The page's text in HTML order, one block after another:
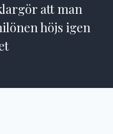
att man
höjs igen